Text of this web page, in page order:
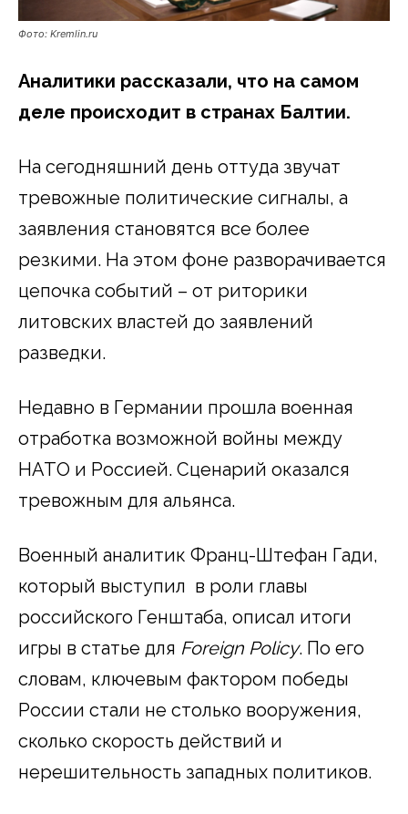
Фото: Kremlin.ru
Аналитики рассказали, что на самом
деле происходит в странах Балтии.
На сегодняшний день оттуда звучат
тревожные политические сигналы, а
заявления становятся все более
резкими. На этом фоне разворачивается
цепочка событий – от риторики
литовских властей до заявлений
разведки.
Недавно в Германии прошла военная
отработка возможной войны между
НАТО и Россией. Сценарий оказался
тревожным для альянса.
Военный аналитик Франц-Штефан Гади,
который выступил в роли главы
российского Генштаба, описал итоги
игры в статье для Foreign Policy. По его
словам, ключевым фактором победы
России стали не столько вооружения,
сколько скорость действий и
нерешительность западных политиков.